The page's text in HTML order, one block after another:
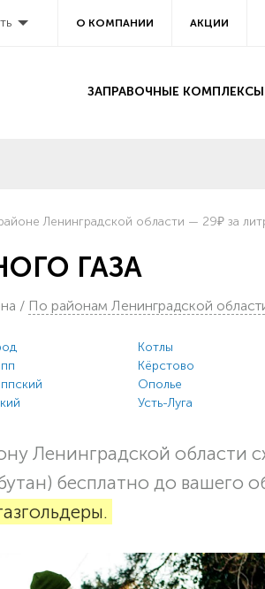
О КОМПАНИИ АКЦИИ
ЗАПРАВОЧНЫЕ КОМПЛЕКСЫ
ГАЗА
Ленинградской области — 29₽ за
/ По районам Ленинградской
Котлы
Кёрстово
Ополье
Усть-Луга
Ленинградской области
бесплатно до вашего